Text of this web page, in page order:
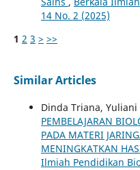
14 No. 2 (2025)
1 2 3 > >>
Similar Articles
Dinda Triana, Yuliani
PEMBELAJARAN
PADA MATERI
MENINGKATKAN
Ilmiah Pendidikan